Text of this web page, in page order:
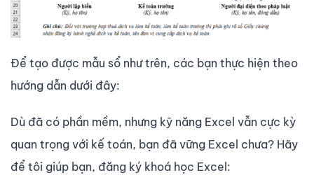
Để tạo được mẫu sổ như trên, các bạn thực hiện theo
hướng dẫn dưới đây:
Dù đã có phần mềm, nhưng kỹ năng Excel vẫn cực kỳ
quan trọng với kế toán, bạn đã vững Excel chưa? Hãy
để tôi giúp bạn, đăng ký khoá học Excel: